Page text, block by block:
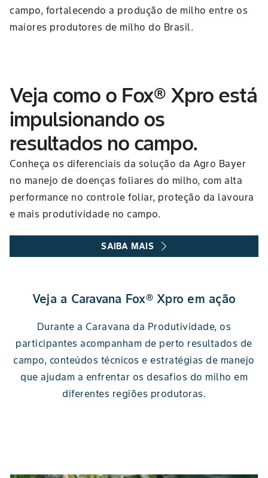
campo, fortalecendo a produção de milho entre os
maiores produtores de milho do Brasil.
Veja como o Fox® Xpro está
impulsionando os
resultados no campo.
Conheça os diferenciais da solução da Agro Bayer
no manejo de doenças foliares do milho, com alta
performance no controle foliar, proteção da lavoura
e mais produtividade no campo.
SAIBA MAIS
Veja a Caravana Fox® Xpro em ação
Durante a Caravana da Produtividade, os
participantes acompanham de perto resultados de
campo, conteúdos técnicos e estratégias de manejo
que ajudam a enfrentar os desafios do milho em
diferentes regiões produtoras.